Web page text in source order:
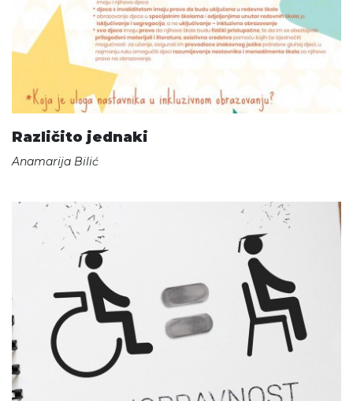
Različito jednaki
Anamarija Bilić